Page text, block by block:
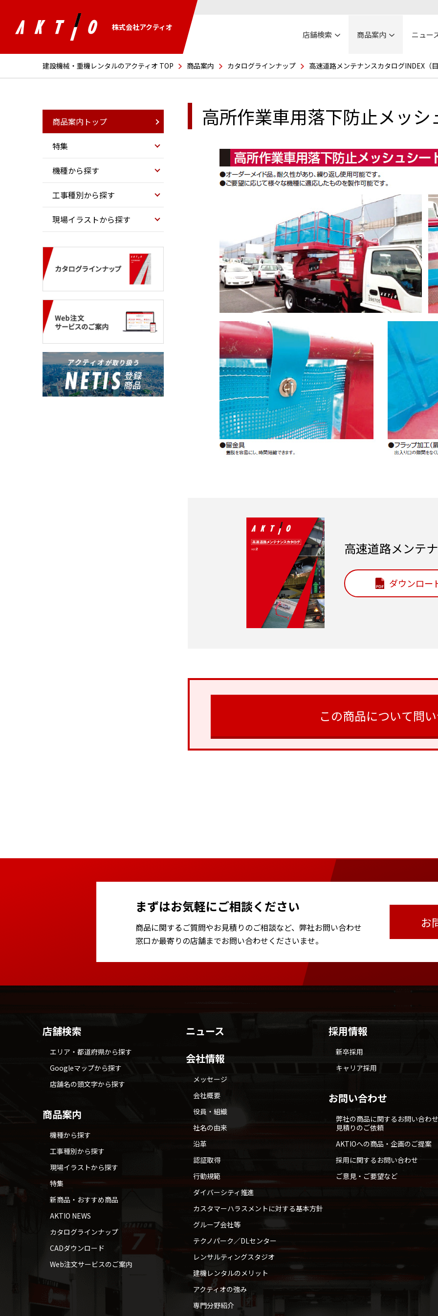
株式会社アクティオ
店舗検索 商品案内 ニュー
建設機械・重機レンタルのアクティオ TOP 商品案内 カタログラインナップ 高速道路メンテナンスカタログINDEX（
高所作業車用落下防止メッシ
高速道路メンテ
ダウンロー
この商品について問
商品案内トップ
特集
機種から探す
工事種別から探す
現場イラストから探す
まずはお気軽にご相談ください
商品に関するご質問やお見積りのご相談など、 弊社お問い合わせ
窓口か最寄りの店舗までお問い合わせくださいませ。
お
店舗検索
エリア・都道府県から探す
Googleマップから探す
店舗名の頭文字から探す
商品案内
機種から探す
工事種別から探す
現場イラストから探す
特集
新商品・おすすめ商品
AKTIO NEWS
カタログラインナップ
CADダウンロード
Web注文サービスのご案内
ニュース
会社情報
メッセージ
会社概要
役員・組織
社名の由来
沿革
認証取得
行動規範
ダイバーシティ推進
カスタマーハラスメントに対する基本方針
グループ会社等
テクノパーク／DLセンター
レンサルティングスタジオ
建機レンタルのメリット
アクティオの強み
専門分野紹介
採用情報
新卒採用
キャリア採用
お問い合わせ
弊社の商品に関するお問い合わ
見積りのご依頼
AKTIOへの商品・企画のご提案
採用に関するお問い合わせ
ご意見・ご要望など